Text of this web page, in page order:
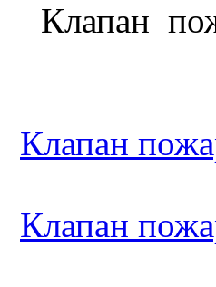
Клапан
Клапан
Клапан